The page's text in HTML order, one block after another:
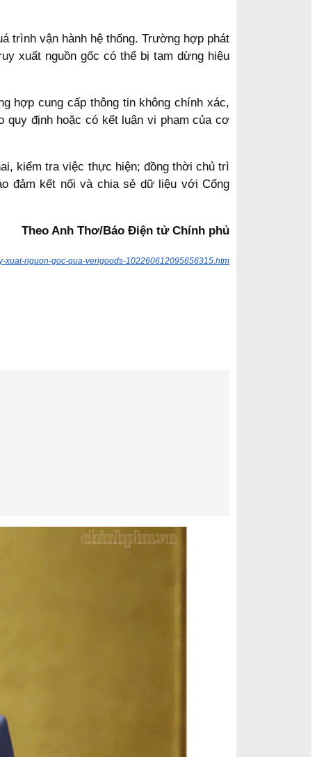
trình vận hành hệ thống. Trường hợp phát
xuất nguồn gốc có thể bị tạm dừng hiệu
hợp cung cấp thông tin không chính xác,
quy định hoặc có kết luận vi phạm của cơ
kiểm tra việc thực hiện; đồng thời chủ trì
đảm kết nối và chia sẻ dữ liệu với Cổng
Theo Anh Thơ/Báo Điện tử Chính phủ
xuat-nguon-goc-qua-verigoods-102260612095656315.htm